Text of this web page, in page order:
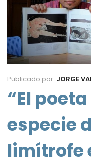
Publicado por: JORGE
“El
especie
limítrofe